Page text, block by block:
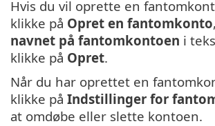
Hvis du vil oprette en
klikke på Opret en fantomkonto
navnet på fantomkontoen i
klikke på Opret.
Når du har oprettet en
klikke på Indstillinger for
at omdøbe eller slette kontoen.